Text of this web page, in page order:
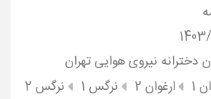
دخترانه نیروی هوایی تهران
1 ارغوان 2 نرگس 1
نرگس 2